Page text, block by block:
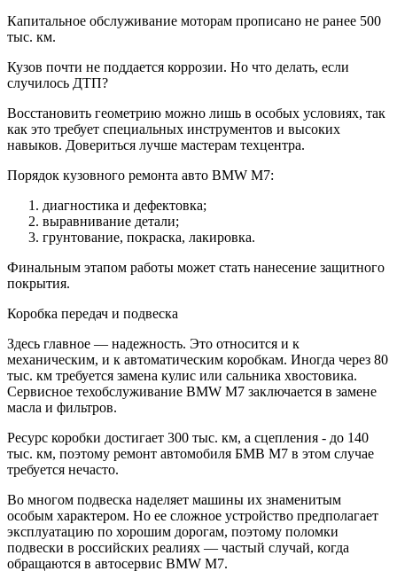
Капитальное обслуживание моторам прописано не ранее 500
тыс. км.
Кузов почти не поддается коррозии. Но что делать, если
случилось ДТП?
Восстановить геометрию можно лишь в особых условиях, так
как это требует специальных инструментов и высоких
навыков. Довериться лучше мастерам техцентра.
Порядок кузовного ремонта авто BMW M7:
диагностика и дефектовка;
выравнивание детали;
грунтование, покраска, лакировка.
Финальным этапом работы может стать нанесение защитного
покрытия.
Коробка передач и подвеска
Здесь главное — надежность. Это относится и к
механическим, и к автоматическим коробкам. Иногда через 80
тыс. км требуется замена кулис или сальника хвостовика.
Сервисное техобслуживание BMW M7 заключается в замене
масла и фильтров.
Ресурс коробки достигает 300 тыс. км, а сцепления - до 140
тыс. км, поэтому ремонт автомобиля БМВ M7 в этом случае
требуется нечасто.
Во многом подвеска наделяет машины их знаменитым
особым характером. Но ее сложное устройство предполагает
эксплуатацию по хорошим дорогам, поэтому поломки
подвески в российских реалиях — частый случай, когда
обращаются в автосервис BMW M7.